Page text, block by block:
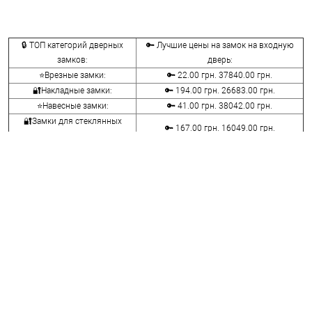
🔒 ТОП категорий дверных
замков:
🔑 Лучшие цены на замок на входную
дверь:
⭐Врезные замки:
🔑 22.00 грн. 37840.00 грн.
🔐Накладные замки:
🔑 194.00 грн. 26683.00 грн.
⭐Навесные замки:
🔑 41.00 грн. 38042.00 грн.
🔐Замки для стеклянных
🔑 167.00 грн. 16049.00 грн.